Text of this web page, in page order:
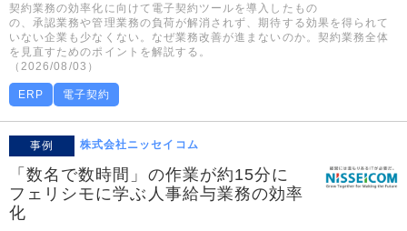
契約業務の効率化に向けて電子契約ツールを導入したもの
の、承認業務や管理業務の負荷が解消されず、期待する効果を得られて
いない企業も少なくない。なぜ業務改善が進まないのか。契約業務全体
を見直すためのポイントを解説する。
（2026/08/03）
ERP 電子契約
事例 株式会社ニッセイコム
「数名で数時間」の作業が約15分に
フェリシモに学ぶ人事給与業務の効率
化